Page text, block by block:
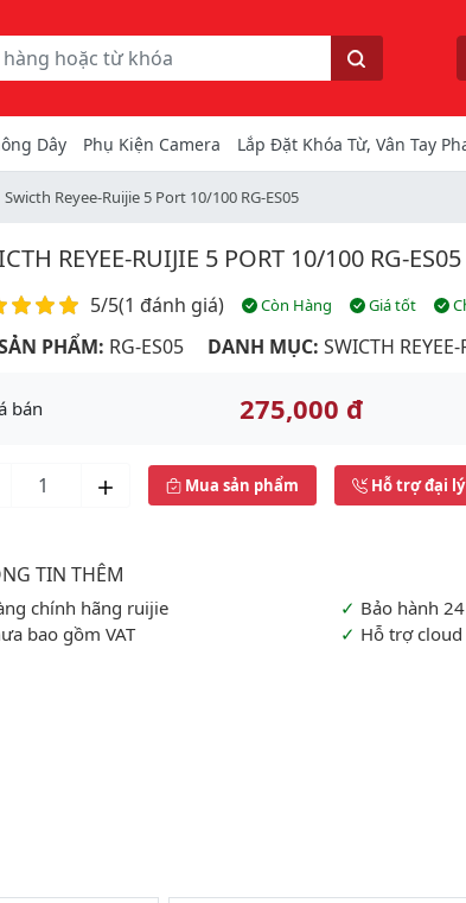
Tìm kiếm
Dây Phụ Kiện Camera Lắp Đặt Khóa Từ, Vân Tay
Swicth Reyee-Ruijie 5 Port 10/100 RG-ES05
REYEE-RUIJIE 5 PORT 10/100 RG-ES05
Điểm đánh giá
5/5(1 đánh giá) Còn Hàng Giá tốt
PHẨM: RG-ES05 DANH MỤC: SWICTH REYEE-
bán 275,000 đ
Mua sản phẩm Hỗ trợ đại lý
chính hãng ruijie
Bảo hành
bao gồm VAT
Hỗ trợ